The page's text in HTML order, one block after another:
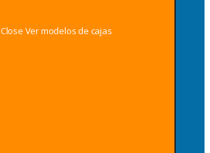
Close Ver modelos de cajas